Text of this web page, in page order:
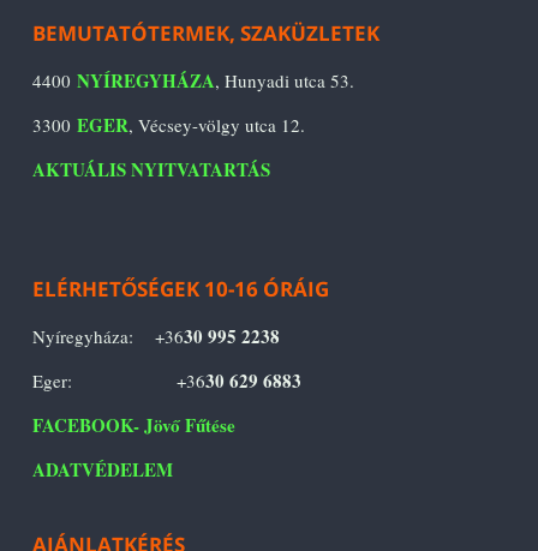
BEMUTATÓTERMEK, SZAKÜZLETEK
4400 NYÍREGYHÁZA, Hunyadi utca 53.
3300 EGER, Vécsey-völgy utca 12.
AKTUÁLIS NYITVATARTÁS
ELÉRHETŐSÉGEK 10-16 ÓRÁIG
Nyíregyháza: +3630 995 2238
Eger: +3630 629 6883
FACEBOOK- Jövő Fűtése
ADATVÉDELEM
AJÁNLATKÉRÉS